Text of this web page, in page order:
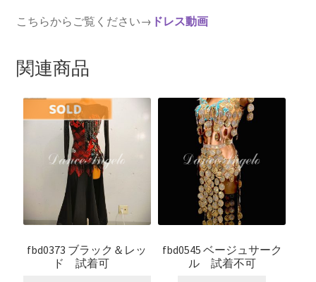
こちらからご覧ください→ ドレス動画
関連商品
fbd0373 ブラック＆レッ
ド 試着可
fbd0545 ベージュサーク
ル 試着不可